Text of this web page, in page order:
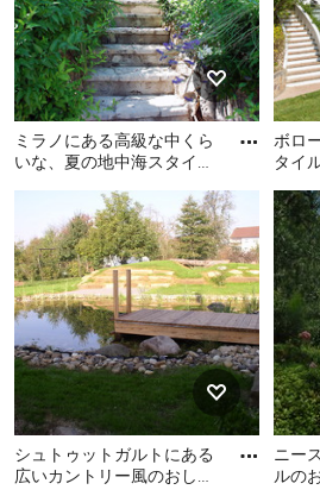
ミラノにある高級な中くら
いな、夏の地中海スタイル
天然石敷き、階段) の写真
ミラノにある高級な中くら
いな、夏の地中海スタイル
のおしゃれな庭 (半日向、天
然石敷き、階段) の写真
ボロ
タイ
ボロ
タイ
向、
シュトゥットガルトにある
広いカントリー風のおしゃ
ニー
ルの